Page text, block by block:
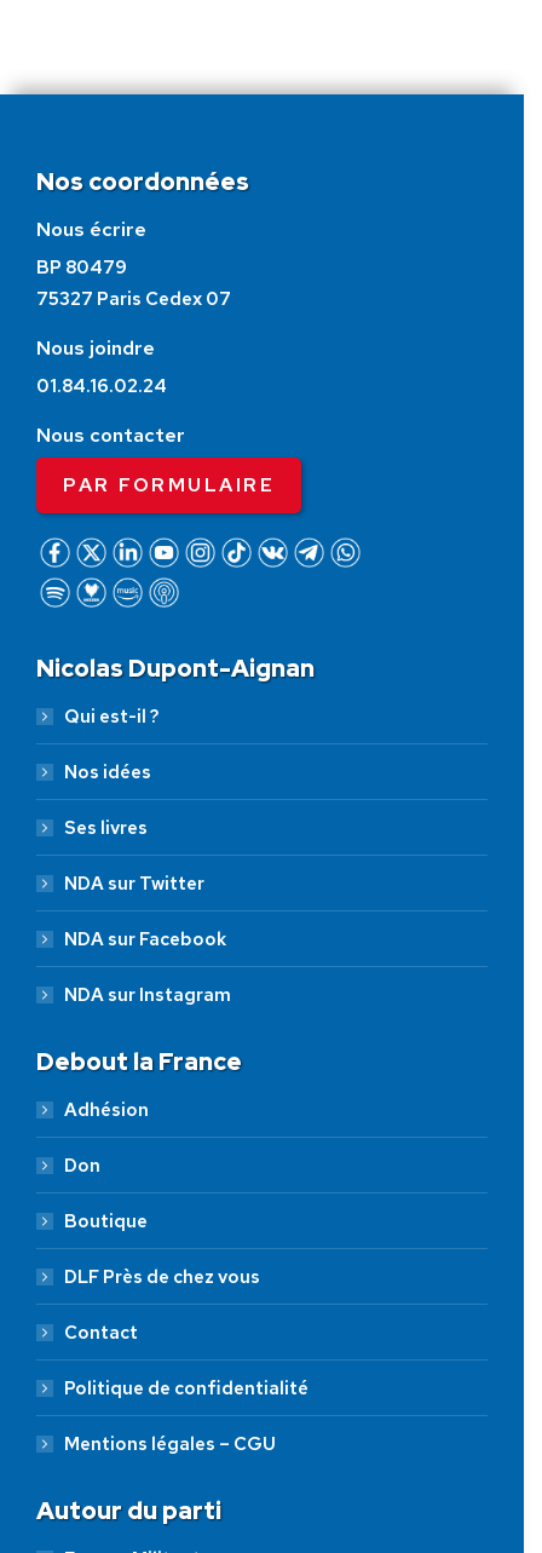
Nos coordonnées
Nous écrire
BP 80479
75327 Paris Cedex 07
Nous joindre
01.84.16.02.24
Nous contacter
PAR FORMULAIRE
Nicolas Dupont-Aignan
Qui est-il ?
Nos idées
Ses livres
NDA sur Twitter
NDA sur Facebook
NDA sur Instagram
Debout la France
Adhésion
Don
Boutique
DLF Près de chez vous
Contact
Politique de confidentialité
Mentions légales – CGU
Autour du parti